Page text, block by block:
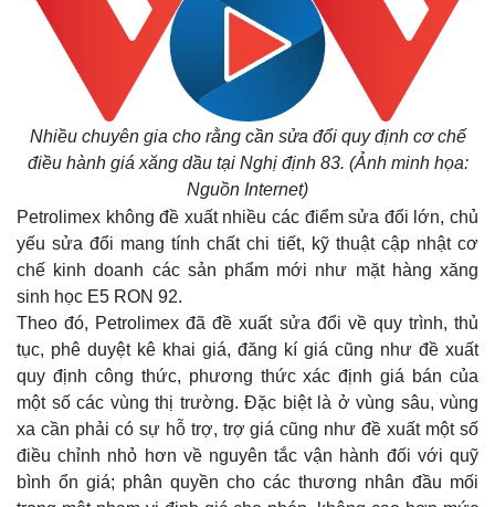
Nhiều chuyên gia cho rằng cần sửa đổi quy định cơ chế
điều hành giá xăng dầu tại Nghị định 83. (Ảnh minh họa:
Nguồn Internet)
Petrolimex không đề xuất nhiều các điểm sửa đổi lớn, chủ
yếu sửa đổi mang tính chất chi tiết, kỹ thuật cập nhật cơ
chế kinh doanh các sản phẩm mới như mặt hàng xăng
sinh học E5 RON 92.
Theo đó, Petrolimex đã đề xuất sửa đổi về quy trình, thủ
tục, phê duyệt kê khai giá, đăng kí giá cũng như đề xuất
quy định công thức, phương thức xác định giá bán của
một số các vùng thị trường. Đặc biệt là ở vùng sâu, vùng
xa cần phải có sự hỗ trợ, trợ giá cũng như đề xuất một số
điều chỉnh nhỏ hơn về nguyên tắc vận hành đối với quỹ
bình ổn giá; phân quyền cho các thương nhân đầu mối